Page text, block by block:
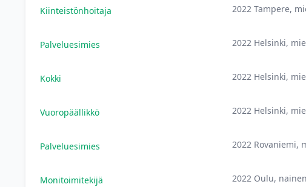
Kiinteistönhoitaja 2022 Tampere,
Palveluesimies 2022 Helsinki,
Kokki 2022 Helsinki,
Vuoropäällikkö 2022 Helsinki,
Palveluesimies 2022 Rovaniemi,
Monitoimitekijä 2022 Oulu,